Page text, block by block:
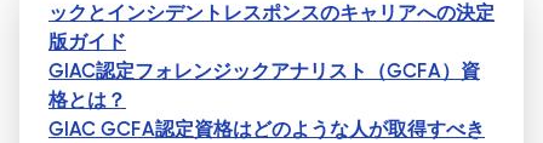
ックとインシデントレスポンスのキャリアへの決定
版ガイド
GIAC認定フォレンジックアナリスト（GCFA）資
格とは？
GIAC GCFA認定資格はどのような人が取得すべき